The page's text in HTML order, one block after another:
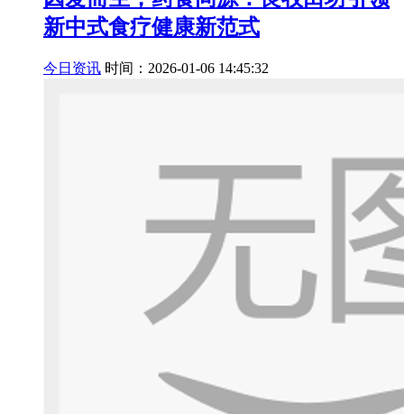
新中式食疗健康新范式
今日资讯 时间：2026-01-06 14:45:32